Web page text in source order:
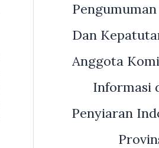
Dan
Anggota
Informasi
Penyiaran